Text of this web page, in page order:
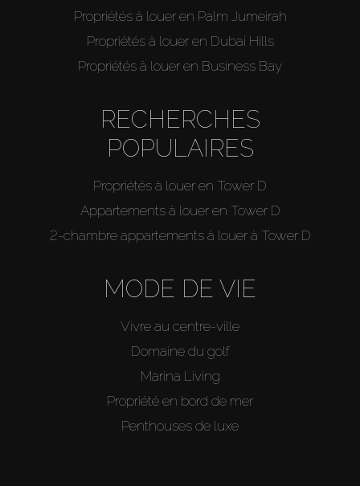
Propriétés à louer en Palm Jumeirah
Propriétés à louer en Dubai Hills
Propriétés à louer en Business Bay
RECHERCHES
POPULAIRES
Propriétés à louer en Tower D
Appartements à louer en Tower D
2-chambre appartements à louer à Tower D
MODE DE VIE
Vivre au centre-ville
Domaine du golf
Marina Living
Propriété en bord de mer
Penthouses de luxe